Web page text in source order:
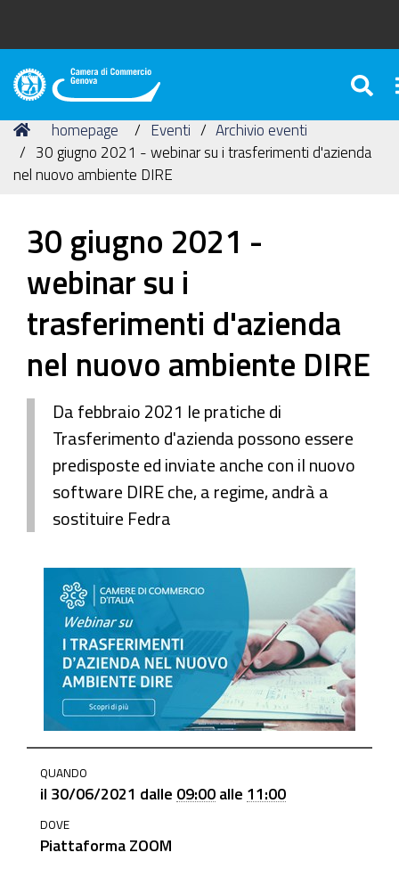
Camera
Commercio
di
Genova
Tu
sei
qui:
Home
homepage Eventi
Archivio eventi
30 giugno 2021 - webinar su i trasferimenti d'azienda
nel nuovo ambiente DIRE
30 giugno 2021 -
webinar su i
trasferimenti d'azienda
nel nuovo ambiente DIRE
Da febbraio 2021 le pratiche di
Trasferimento d'azienda possono essere
predisposte ed inviate anche con il nuovo
software DIRE che, a regime, andrà a
sostituire Fedra
homepage/events/archivio-
eventi/30-
giugno-
2021
QUANDO
il 30/06/2021 dalle 09:00 alle 11:00
DOVE
Piattaforma ZOOM